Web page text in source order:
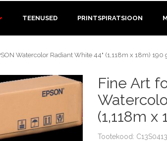
TEENUSED PRINTSPIRATSIOON
Watercolor Radiant White 44" (1,118m x 18m) 190
Fine Art
(1,118m
Tootekood: